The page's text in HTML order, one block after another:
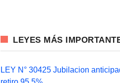
LEYES MÁS
LEY N° 30425 Jubilacion